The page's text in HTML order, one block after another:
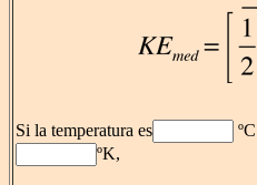
Si la temperatura es
ºK,